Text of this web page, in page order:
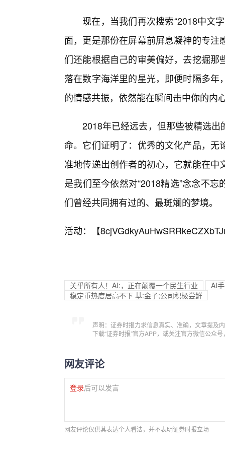
现在，当我们再次搜索“2018中文
面，更是那份在屏幕前屏息凝神的专
们还能根据自己的审美偏好，去挖掘
落在数字海洋里的星光，即便时隔多
的情感共振，依然能在瞬间击中你的内
2018年已经远去，但那些被精选
命。它们证明了：优秀的文化产品，
准地传递出创作者的初心，它就能在
是我们至今依然对“2018精选”念念不
们曾经共同拥有过的、最斑斓的梦境。
活动：【
关乎所有人！AI:，正在颠覆一个民生行业
AI
稳定币热度居高不下 基:金子;公司积极尝鲜
声明：证券时报力求信息真实、准确，文章提及
下载“证券时报”官方APP，或关注官方微信公众
网友评论
登录后可以发言
网友评论仅供其表达个人看法，并不表明证券时报立场